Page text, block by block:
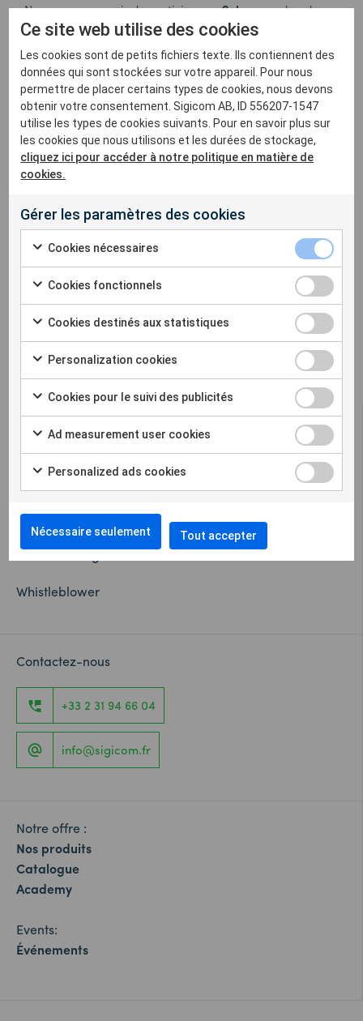
Nous sommes ravis de participer auSolscope– le salon
international des secteurs de la géotechnique, du forage
et des fondations. L’événement se déroule à Lyon Eurexpo
les 14 et 15 juin.Dimitri Chamard-Boudetet Jérôme
Duboisseront présents les deux jours pour présenter
notre système INFRA et nos dernières nouveautés en
monitoring de chantier.
Cette année, Solscope fête ses 30 ans et devrait
rassembler plus de 3000 visiteurs et 170 exposants. C’est
professionnels de ces secteurs et de découvrir les
techniques et innovations à venir.
Vous pouvez en savoir plus sur Solscope et vous inscrire
pour la surveillance à distance des chantiers.
Cookie settings
Whistleblower
Contactez-nous
+33 2 31 94 66 04
info@sigicom.fr
Notre offre :
Nos produits
Catalogue
Academy
Events:
Événements
Ce site web utilise des cookies
Les cookies sont de petits fichiers texte. Ils contiennent des
données qui sont stockées sur votre appareil. Pour nous
permettre de placer certains types de cookies, nous devons
obtenir votre consentement. Sigicom AB, ID 556207-1547
utilise les types de cookies suivants. Pour en savoir plus sur
les cookies que nous utilisons et les durées de stockage,
cliquez ici pour accéder à notre politique en matière de
cookies.
Gérer les paramètres des cookies
Cookies nécessaires
Cookies fonctionnels
Cookies destinés aux statistiques
Personalization cookies
Cookies pour le suivi des publicités
Ad measurement user cookies
Personalized ads cookies
Nécessaire seulement Tout accepter